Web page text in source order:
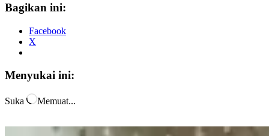
Bagikan ini:
Facebook
X
Menyukai ini:
Suka Memuat...